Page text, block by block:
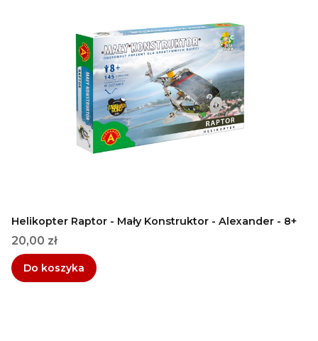
Helikopter Raptor - Mały Konstruktor - Alexander - 8+
Cena
20,00 zł
Do koszyka